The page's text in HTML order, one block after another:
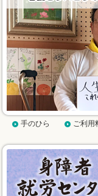
手のひら ご利用